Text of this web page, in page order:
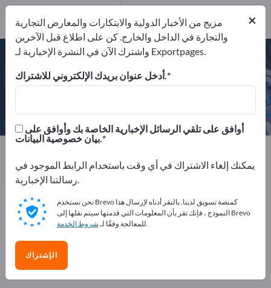
Erhard Muhr GmbH
الجهة المصنعة
إرسال استفسار
الهاتف
DIN EN ISO 9001:2000
DIN EN ISO 9001:2000
×
مزيج من الأخبار الدولية والابتكارات والمعارض التجارية
والتجارة في الداخل والخارج. كن على اطلاع قبل الآخرين
واشترك الآن في النشرة الإخبارية لـ Exportpages.
أدخل عنوان بريدك الإلكتروني للاشتراك.
بيان خصوصية البيانات.
يمكنك إلغاء الاشتراك في أي وقت باستخدام الرابط الموجود في
رسالتنا الإخبارية.
نحن نستخدم Brevo كمنصة تسويق لدينا. بالنقر أدناه لإرسال هذا
النموذج ، فإنك تقر بأن المعلومات التي قدمتها سيتم نقلها إلى Brevo
للمعالجة وفقًا لـشروط الخدمة .
الإشتراك